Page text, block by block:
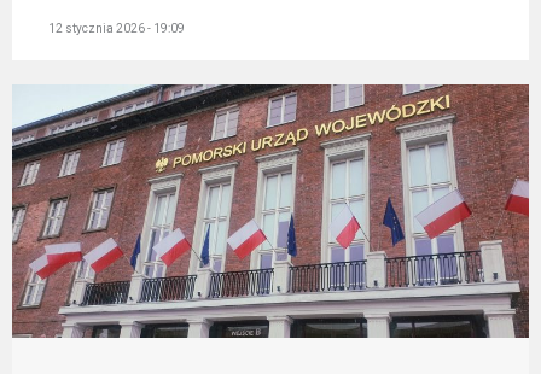
12 stycznia 2026 - 19:09